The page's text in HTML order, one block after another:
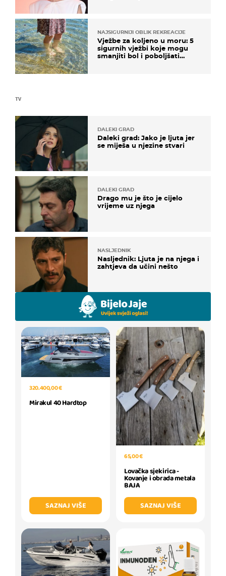
TV
DALEKI GRAD
Daleki grad: Jako je ljuta jer
se miješa u njezine stvari
DALEKI GRAD
Drago mu je što je cijelo
vrijeme uz njega
NASLJEDNIK
Nasljednik: Ljuta je na njega i
zahtjeva da učini nešto
NAJSIGURNIJI OBLIK REKREACIJE
Vježbe za koljeno u moru: 5
sigurnih vježbi koje mogu
smanjiti bol i poboljšati
320.400,00 €
Mirakul 40 Hardtop
SAZNAJ VIŠE
65,00 €
Lovačka sjekirica -
Kovanje i obrada metala
BAJA
SAZNAJ VIŠE